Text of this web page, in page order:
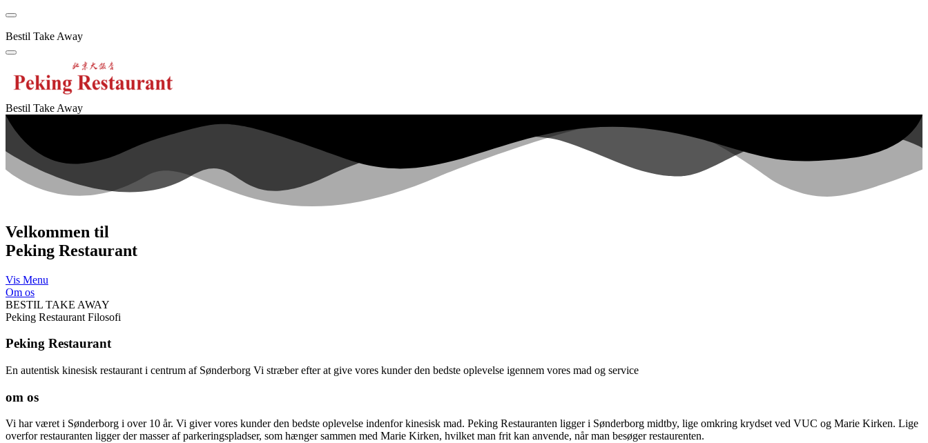
Menu
Bestil Take Away
Menu
Bestil Take Away
Velkommen til
Peking Restaurant
Vis Menu
Om os
BESTIL TAKE AWAY
Peking Restaurant Filosofi
Peking Restaurant
En autentisk kinesisk restaurant i centrum af Sønderborg Vi stræber efter at give vores kunder den bedste oplevelse igennem vores mad og service
om os
Vi har været i Sønderborg i over 10 år. Vi giver vores kunder den bedste oplevelse indenfor kinesisk mad. Peking Restauranten ligger i Sønderborg midtby, lige omkring krydset ved VUC og Marie Kirken. Lige
overfor restauranten ligger der masser af parkeringspladser, som hænger sammen med Marie Kirken, hvilket man frit kan anvende, når man besøger restaurenten.